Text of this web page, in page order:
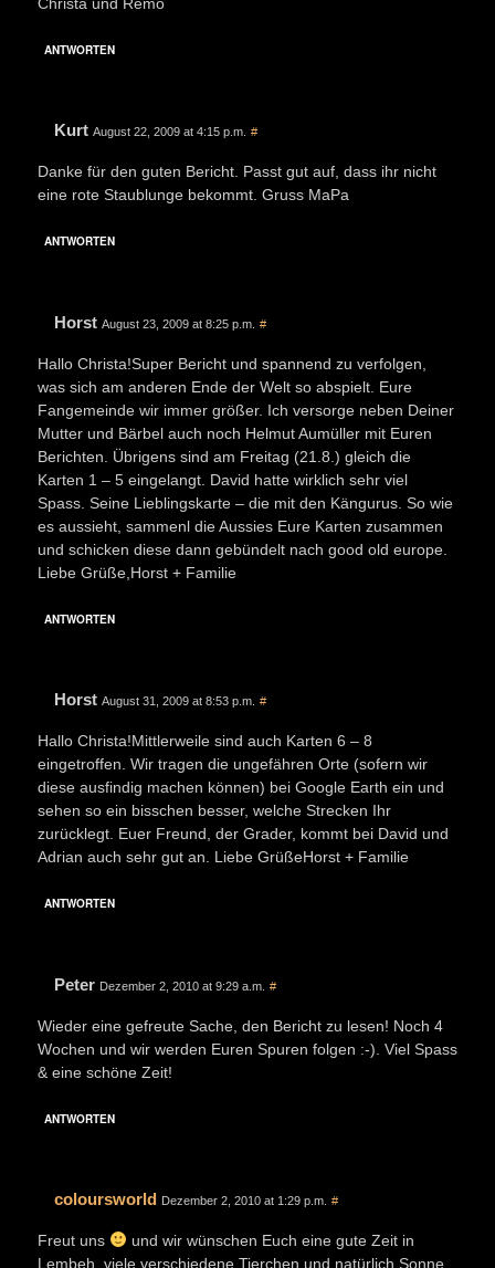
ANTWORTEN
Kurt August 22, 2009 at 4:15 p.m. #
Danke für den guten Bericht. Passt gut auf, dass ihr nicht
eine rote Staublunge bekommt. Gruss MaPa
ANTWORTEN
Horst August 23, 2009 at 8:25 p.m. #
Hallo Christa!Super Bericht und spannend zu verfolgen,
was sich am anderen Ende der Welt so abspielt. Eure
Fangemeinde wir immer größer. Ich versorge neben Deiner
Mutter und Bärbel auch noch Helmut Aumüller mit Euren
Berichten. Übrigens sind am Freitag (21.8.) gleich die
Karten 1 – 5 eingelangt. David hatte wirklich sehr viel
Spass. Seine Lieblingskarte – die mit den Kängurus. So wie
es aussieht, sammenl die Aussies Eure Karten zusammen
und schicken diese dann gebündelt nach good old europe.
Liebe Grüße,Horst + Familie
ANTWORTEN
Horst August 31, 2009 at 8:53 p.m. #
Hallo Christa!Mittlerweile sind auch Karten 6 – 8
eingetroffen. Wir tragen die ungefähren Orte (sofern wir
diese ausfindig machen können) bei Google Earth ein und
sehen so ein bisschen besser, welche Strecken Ihr
zurücklegt. Euer Freund, der Grader, kommt bei David und
Adrian auch sehr gut an. Liebe GrüßeHorst + Familie
ANTWORTEN
Peter Dezember 2, 2010 at 9:29 a.m. #
Wieder eine gefreute Sache, den Bericht zu lesen! Noch 4
Wochen und wir werden Euren Spuren folgen :-). Viel Spass
& eine schöne Zeit!
ANTWORTEN
coloursworld Dezember 2, 2010 at 1:29 p.m. #
Freut uns
und wir wünschen Euch eine gute Zeit in
Lembeh, viele verschiedene Tierchen und natürlich Sonne,